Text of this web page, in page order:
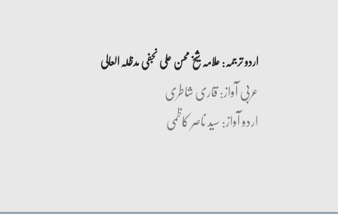
اردو ترجمہ: علامہ شیخ محسن علی نجفی مدظلہ العالی
عربی آواز: قاری شاطری
اردو آواز: سید ناصر کاظمی